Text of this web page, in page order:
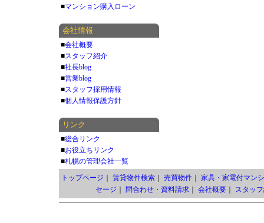
■マンション購入ローン
会社情報
■会社概要
■スタッフ紹介
■社長blog
■営業blog
■スタッフ採用情報
■個人情報保護方針
リンク
■総合リンク
■お役立ちリンク
■札幌の管理会社一覧
トップページ
賃貸物件検索｜ 売買物件｜ 家具・家電付マン
セージ
問合わせ・資料請求｜ 会社概要｜ スタッ